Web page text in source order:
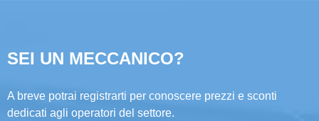
SEI UN MECCANICO?
A breve potrai registrarti per conoscere prezzi e sconti
dedicati agli operatori del settore.